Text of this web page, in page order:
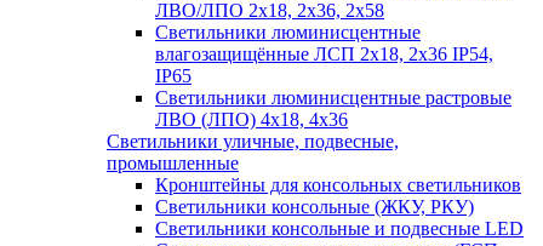
ЛВО/ЛПО 2х18, 2х36, 2х58
Светильники люминисцентные
влагозащищённые ЛСП 2х18, 2х36 IP54,
IP65
Светильники люминисцентные растровые
ЛВО (ЛПО) 4х18, 4х36
Светильники уличные, подвесные,
промышленные
Кронштейны для консольных светильников
Светильники консольные (ЖКУ, РКУ)
Светильники консольные и подвесные LED